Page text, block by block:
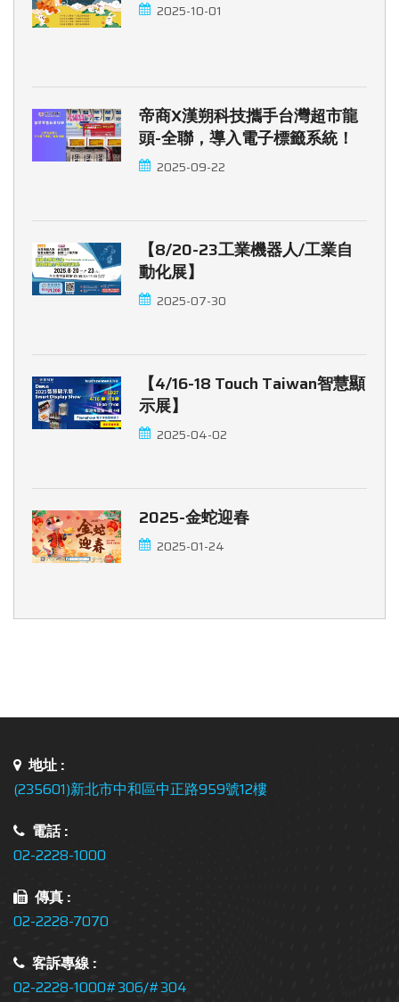
2025-10-01
帝商x漢朔科技攜手台灣超市龍
頭-全聯，導入電子標籤系統！
2025-09-22
【8/20-23工業機器人/工業自
動化展】
2025-07-30
【4/16-18 Touch Taiwan智慧顯
示展】
2025-04-02
2025-金蛇迎春
2025-01-24
地址 :
(235601)新北市中和區中正路959號12樓
電話 :
02-2228-1000
傳真 :
02-2228-7070
客訴專線 :
02-2228-1000#306/#304